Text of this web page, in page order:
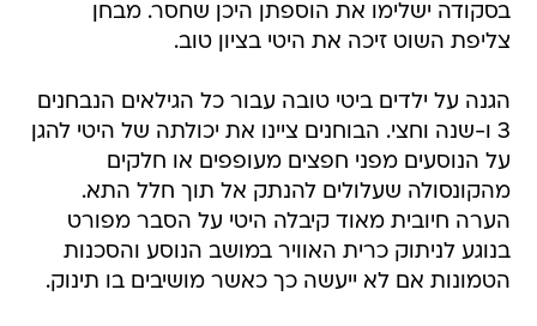
בסקודה ישלימו את הוספתן היכן שחסר. מבחן
צליפת השוט זיכה את היטי בציון טוב.
הגנה על ילדים ביטי טובה עבור כל הגילאים הנבחנים 
3 ו-שנה וחצי. הבוחנים ציינו את יכולתה של היטי להגן
על הנוסעים מפני חפצים מעופפים או חלקים
מהקונסולה שעלולים להנתק אל תוך חלל התא.
הערה חיובית מאוד קיבלה היטי על הסבר מפורט
בנוגע לניתוק כרית האוויר במושב הנוסע והסכנות
הטמונות אם לא ייעשה כך כאשר מושיבים בו תינוק.